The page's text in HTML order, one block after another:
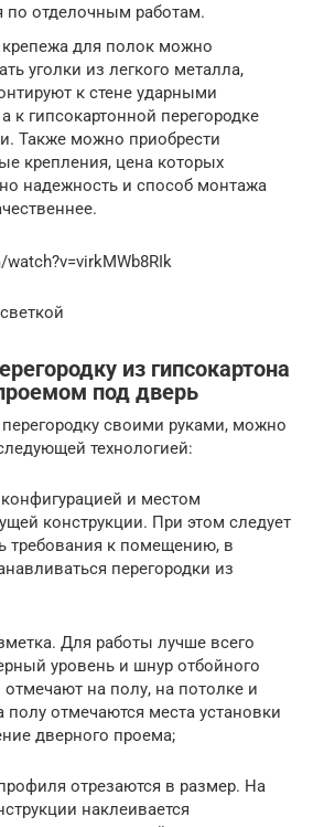
по отделочным работам.
крепежа для полок можно
уголки из легкого металла,
к стене ударными
к гипсокартонной перегородке
Также можно приобрести
крепления, цена которых
надежность и способ монтажа
из гипсокартона
под дверь
своими руками, можно
технологией:
и местом
конструкции. При этом следует
требования к помещению, в
перегородки из
Для работы лучше всего
уровень и шнур отбойного
на полу, на потолке и
полу отмечаются места установки
дверного проема;
отрезаются в размер. На
наклеивается